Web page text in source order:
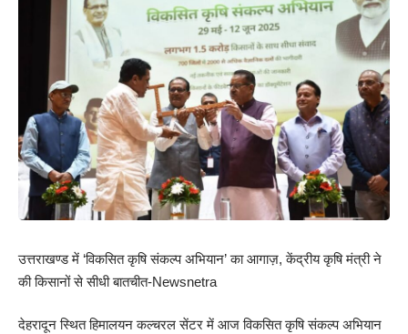
उत्तराखण्ड में ‘विकसित कृषि संकल्प अभियान’ का आगाज़, केंद्रीय कृषि मंत्री ने
की किसानों से सीधी बातचीत-Newsnetra
देहरादून स्थित हिमालयन कल्चरल सेंटर में आज विकसित कृषि संकल्प अभियान